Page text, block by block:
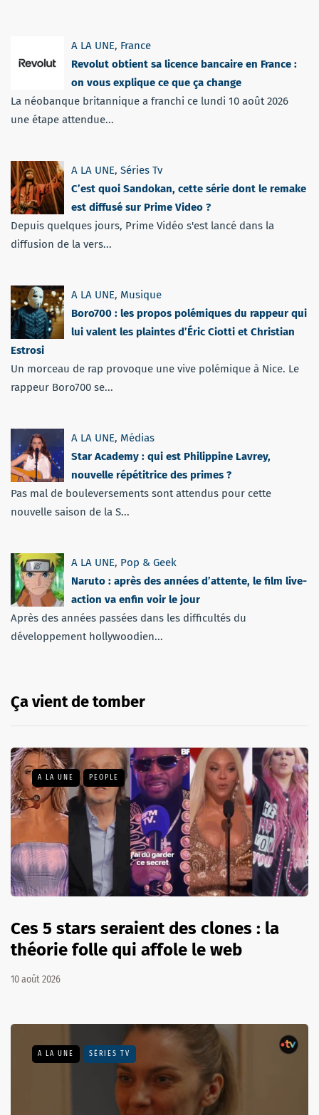
A LA UNE, France
Revolut obtient sa licence bancaire en France :
on vous explique ce que ça change
La néobanque britannique a franchi ce lundi 10 août 2026
une étape attendue...
A LA UNE, Séries Tv
C’est quoi Sandokan, cette série dont le remake
est diffusé sur Prime Video ?
Depuis quelques jours, Prime Vidéo s'est lancé dans la
diffusion de la vers...
A LA UNE, Musique
Boro700 : les propos polémiques du rappeur qui
lui valent les plaintes d’Éric Ciotti et Christian
Estrosi
Un morceau de rap provoque une vive polémique à Nice. Le
rappeur Boro700 se...
A LA UNE, Médias
Star Academy : qui est Philippine Lavrey,
nouvelle répétitrice des primes ?
Pas mal de bouleversements sont attendus pour cette
nouvelle saison de la S...
A LA UNE, Pop & Geek
Naruto : après des années d’attente, le film live-
action va enfin voir le jour
Après des années passées dans les difficultés du
développement hollywoodien...
Ça vient de tomber
A LA UNE PEOPLE
Ces 5 stars seraient des clones : la
théorie folle qui affole le web
10 août 2026
A LA UNE SÉRIES TV